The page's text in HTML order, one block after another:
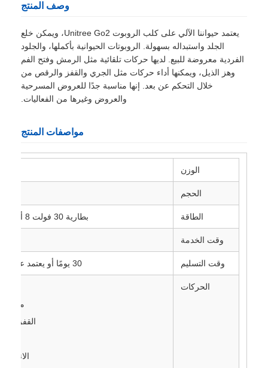
وصف المنتج
يعتمد حيواننا الآلي على كلب الروبوت Unitree Go2، ويمكن خلع
الجلد واستبداله بسهولة. الروبوتات الحيوانية بأكملها، والجلود
الفردية معروضة للبيع. لديها حركات تلقائية مثل الرمش وفتح الفم
وهز الذيل، ويمكنها أداء حركات مثل الجري والقفز والرقص من
خلال التحكم عن بعد. إنها مناسبة جدًا للعروض المسرحية
والعروض وغيرها من الفعاليات.
مواصفات المنتج
الوزن
الحجم
الطاقة بطارية 30 فولت 8 أمبير في الساعة
وقت الخدمة
وقت التسليم 30 يومًا أو يعتمد على كمية الطلب
الحركات
القفز